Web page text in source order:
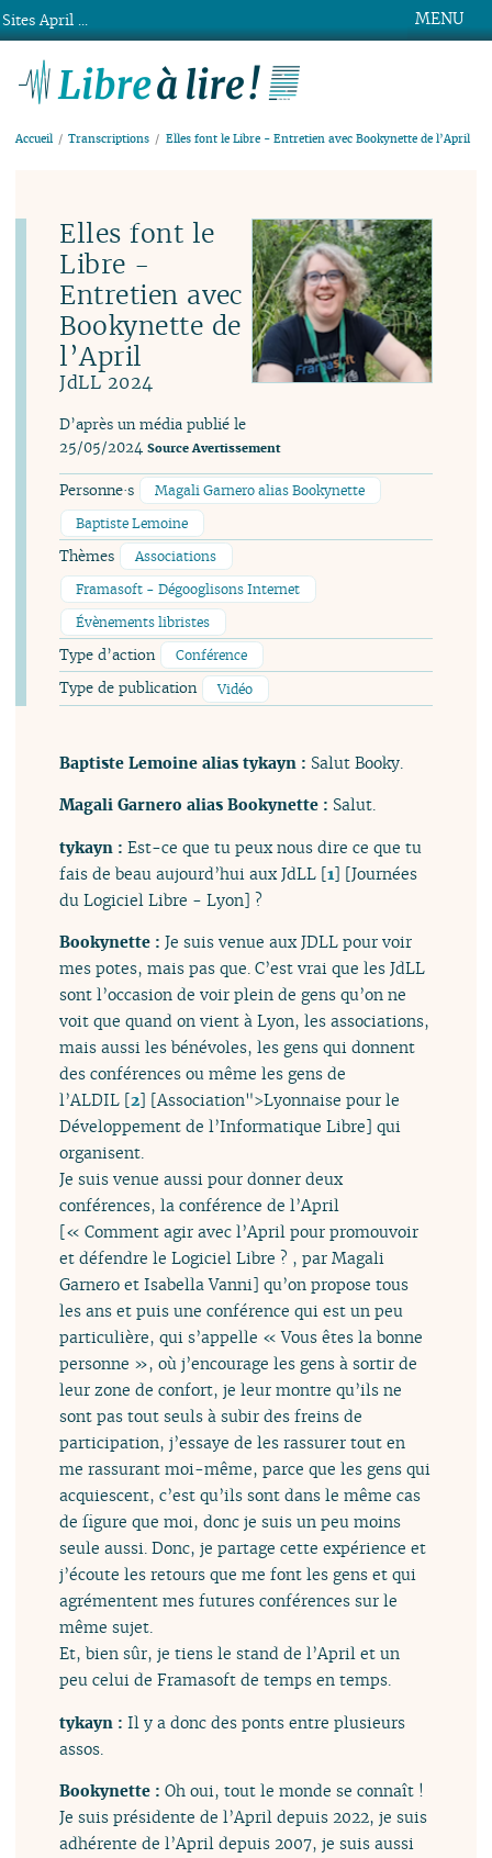
MENU
Accueil Transcriptions Elles font le Libre - Entretien avec Bookynette de l’April
Elles font le
Libre -
Entretien avec
Bookynette de
l’April
JdLL 2024
D’après un média publié le
25/05/2024 Source Avertissement
Personne·s
Magali Garnero alias Bookynette
Baptiste Lemoine
Thèmes
Associations
Framasoft - Dégooglisons Internet
Évènements libristes
Type d’action Conférence
Type de publication Vidéo
Baptiste Lemoine alias tykayn : Salut Booky.
Magali Garnero alias Bookynette : Salut.
tykayn :Est-ce que tu peux nous dire ce que tu
fais de beau aujourd’hui aux JdLL [1] [Journées
du Logiciel Libre - Lyon] ?
Bookynette :Je suis venue aux JDLL pour voir
mes potes, mais pas que. C’est vrai que les JdLL
sont l’occasion de voir plein de gens qu’on ne
voit que quand on vient à Lyon, les associations,
mais aussi les bénévoles, les gens qui donnent
des conférences ou même les gens de
l’ALDIL [2] [Association">Lyonnaise pour le
Développement de l’Informatique Libre] qui
organisent.
Je suis venue aussi pour donner deux
conférences, la conférence de l’April
[« Comment agir avec l’April pour promouvoir
et défendre le Logiciel Libre ? , par Magali
Garnero et Isabella Vanni] qu’on propose tous
les ans et puis une conférence qui est un peu
particulière, qui s’appelle « Vous êtes la bonne
personne », où j’encourage les gens à sortir de
leur zone de confort, je leur montre qu’ils ne
sont pas tout seuls à subir des freins de
participation, j’essaye de les rassurer tout en
me rassurant moi-même, parce que les gens qui
acquiescent, c’est qu’ils sont dans le même cas
de figure que moi, donc je suis un peu moins
seule aussi. Donc, je partage cette expérience et
j’écoute les retours que me font les gens et qui
agrémentent mes futures conférences sur le
même sujet.
Et, bien sûr, je tiens le stand de l’April et un
peu celui de Framasoft de temps en temps.
tykayn :Il y a donc des ponts entre plusieurs
assos.
Bookynette :Oh oui, tout le monde se connaît !
Je suis présidente de l’April depuis 2022, je suis
adhérente de l’April depuis 2007, je suis aussi
Sites April ...